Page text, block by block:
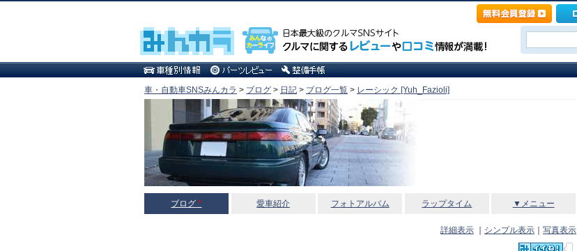
車・自動車SNSみんカラ > ブログ > 日記 > ブログ一覧 > レーシック [Yuh_Fazioli]
ブログ * 愛車紹介 フォトアルバム ラップタイム ▼メニュー
詳細表示 シンプル表示 写真表示